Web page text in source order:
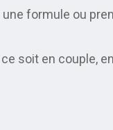
formule ou
soit en couple,